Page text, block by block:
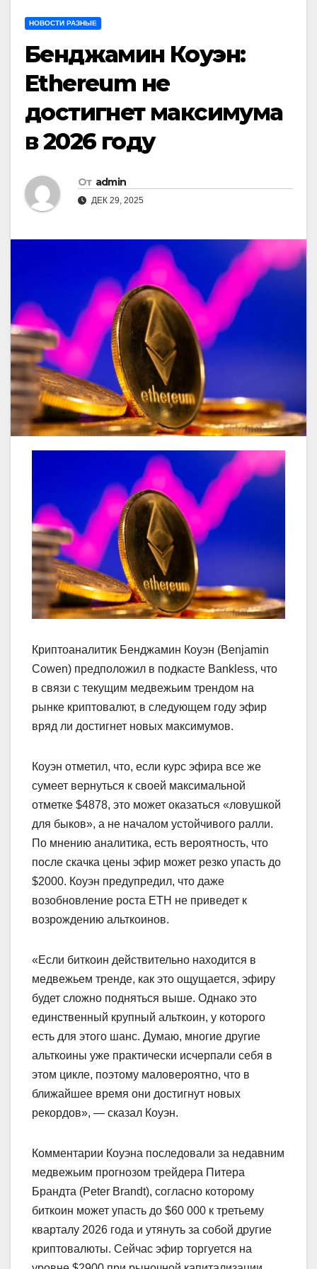
НОВОСТИ РАЗНЫЕ
Бенджамин Коуэн:
Ethereum не
достигнет максимума
в 2026 году
От admin
ДЕК 29, 2025
Криптоаналитик Бенджамин Коуэн (Benjamin
Cowen) предположил в подкасте Bankless, что
в связи с текущим медвежьим трендом на
рынке криптовалют, в следующем году эфир
вряд ли достигнет новых максимумов.
Коуэн отметил, что, если курс эфира все же
сумеет вернуться к своей максимальной
отметке $4878, это может оказаться «ловушкой
для быков», а не началом устойчивого ралли.
По мнению аналитика, есть вероятность, что
после скачка цены эфир может резко упасть до
$2000. Коуэн предупредил, что даже
возобновление роста ETH не приведет к
возрождению альткоинов.
«Если биткоин действительно находится в
медвежьем тренде, как это ощущается, эфиру
будет сложно подняться выше. Однако это
единственный крупный альткоин, у которого
есть для этого шанс. Думаю, многие другие
альткоины уже практически исчерпали себя в
этом цикле, поэтому маловероятно, что в
ближайшее время они достигнут новых
рекордов», — сказал Коуэн.
Комментарии Коуэна последовали за недавним
медвежьим прогнозом трейдера Питера
Брандта (Peter Brandt), согласно которому
биткоин может упасть до $60 000 к третьему
кварталу 2026 года и утянуть за собой другие
криптовалюты. Сейчас эфир торгуется на